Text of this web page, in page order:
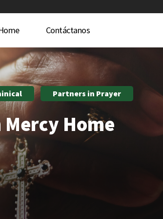
Contáctanos
Partners in Prayer
Home